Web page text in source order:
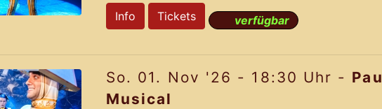
auf der dramatisch lustigen Story und den
aus dem Jahr 2012 gelingt Komponist Jochen
Pa
Info Tickets verfügbar
So. 01. Nov '26 - 18:30 Uhr -
Musical